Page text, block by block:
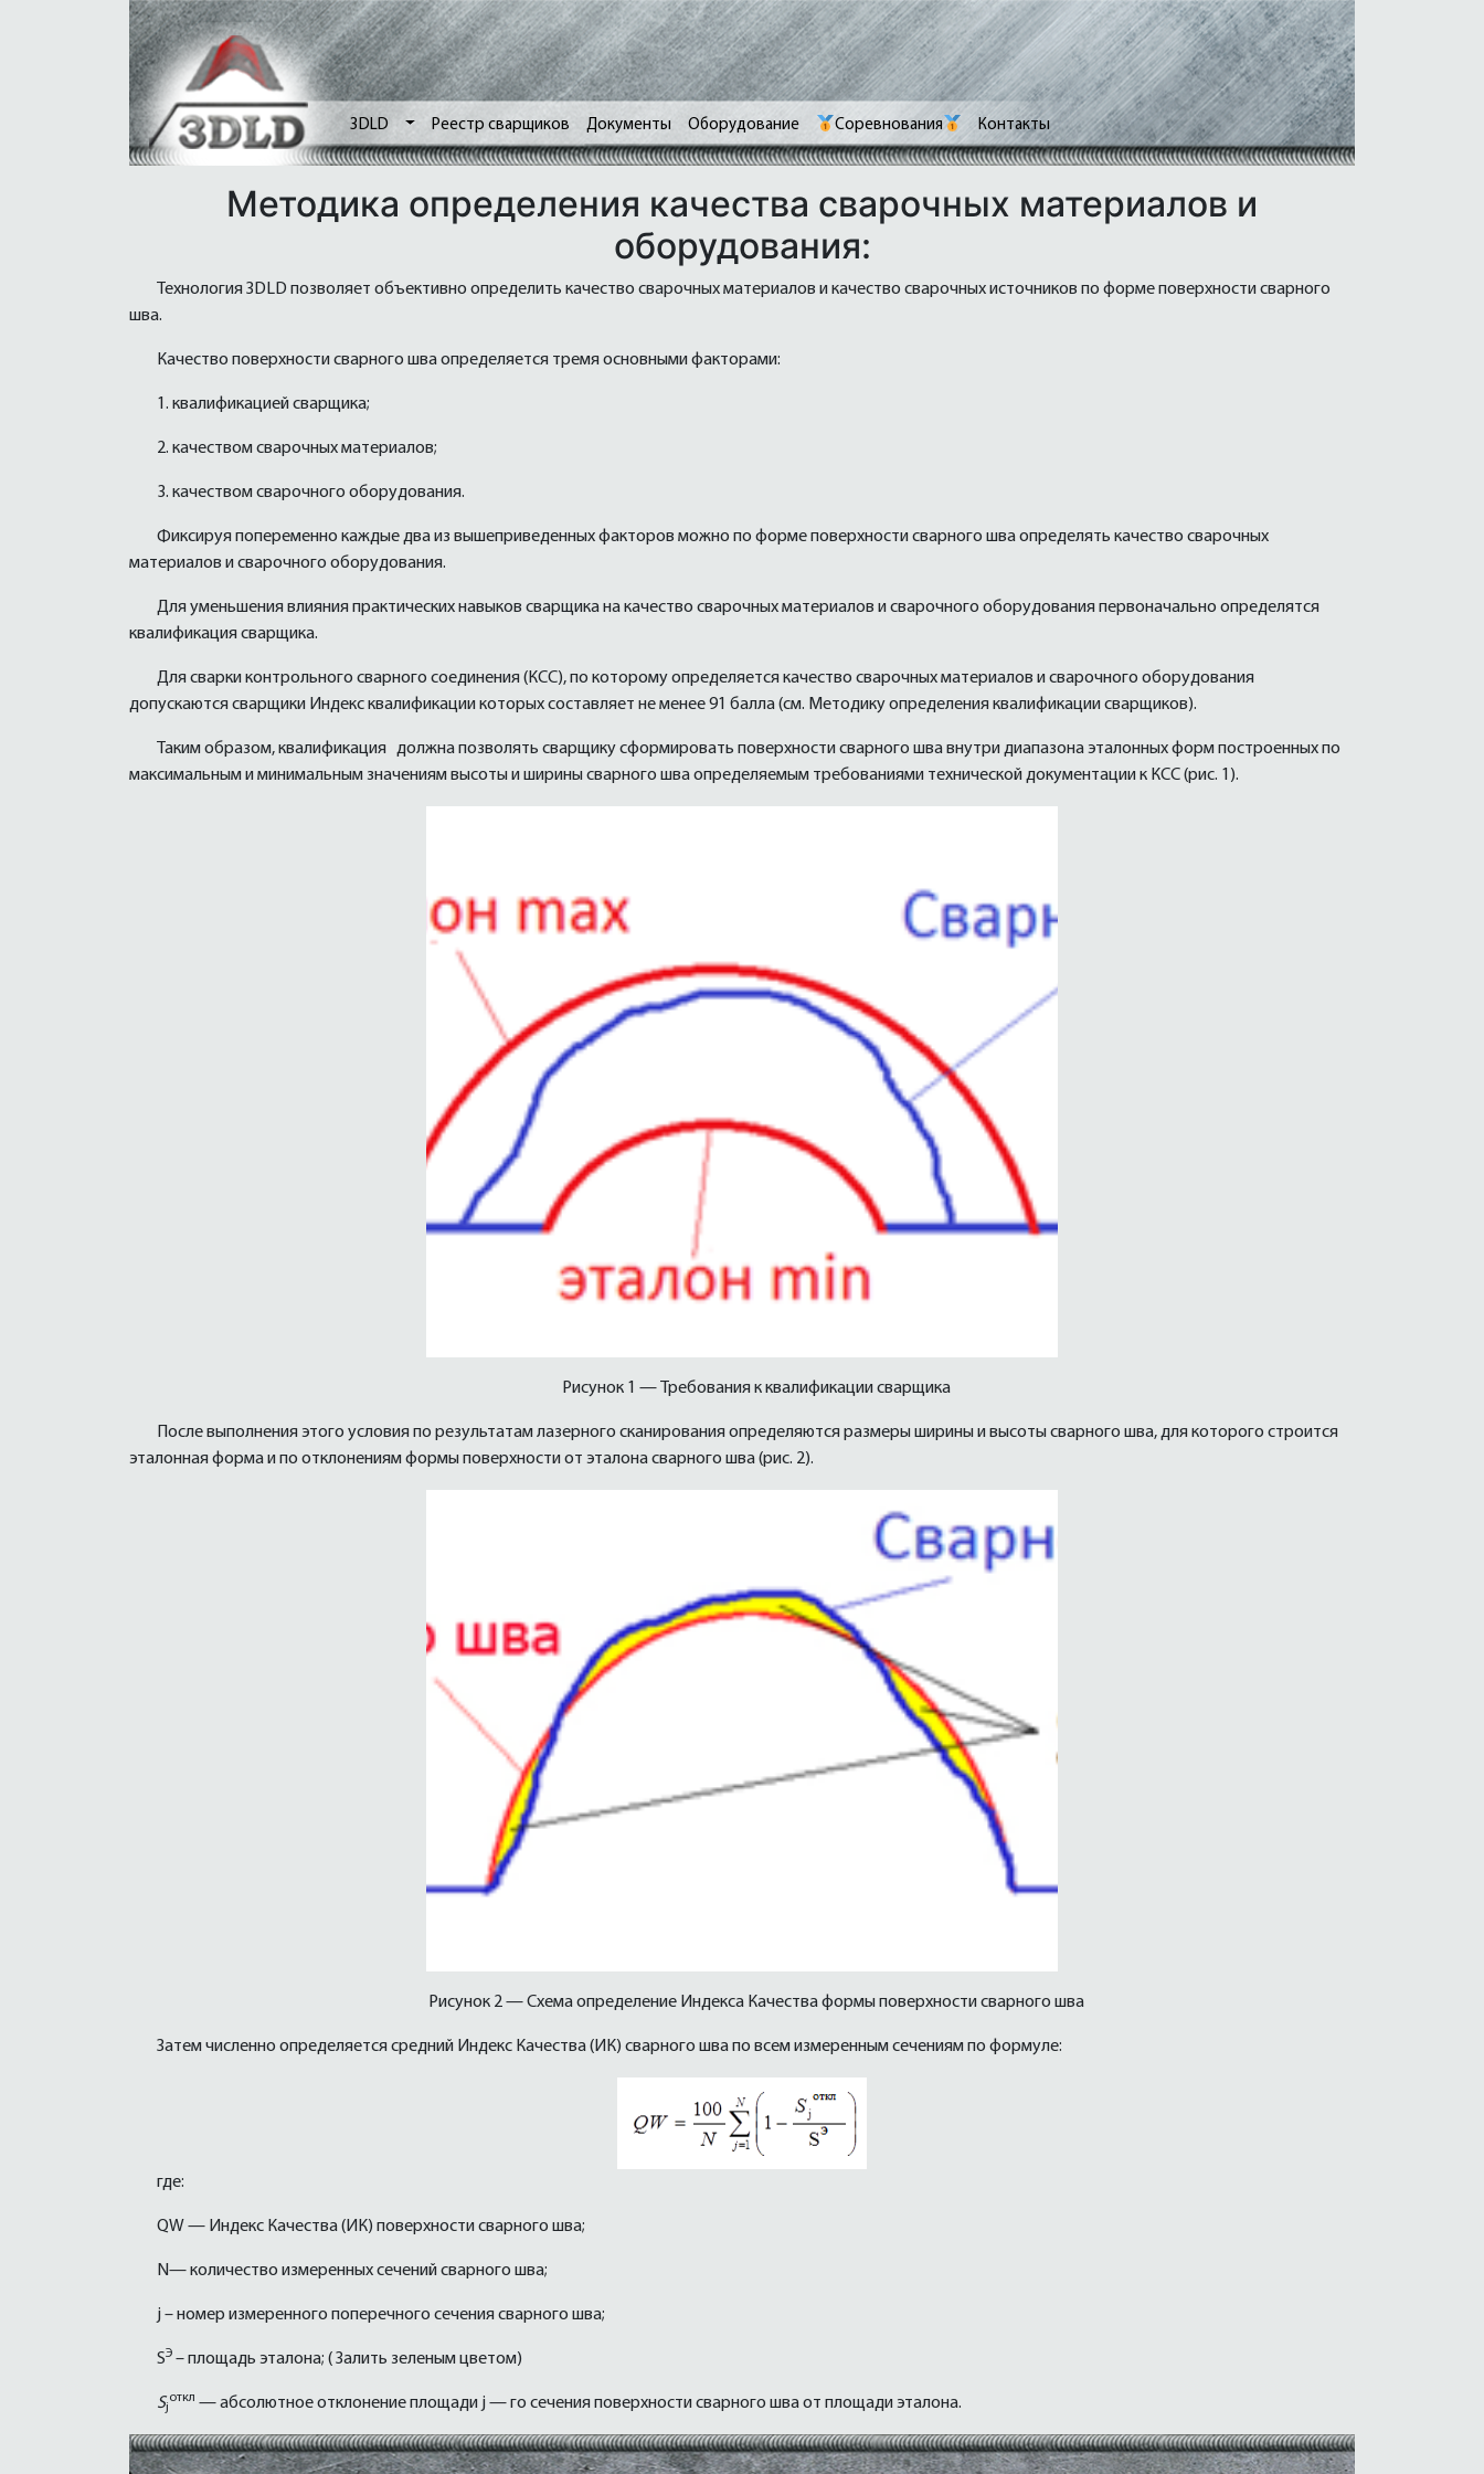
3DLD Реестр сварщиков Документы Оборудование Соревнования Контакты
Методика определения качества сварочных материалов и
оборудования:
Технология ЗDLD позволяет объективно определить качество сварочных материалов и качество сварочных источников по форме поверхности сварного
шва.
Качество поверхности сварного шва определяется тремя основными факторами:
1. квалификацией сварщика;
2. качеством сварочных материалов;
3. качеством сварочного оборудования.
Фиксируя попеременно каждые два из вышеприведенных факторов можно по форме поверхности сварного шва определять качество сварочных
материалов и сварочного оборудования.
Для уменьшения влияния практических навыков сварщика на качество сварочных материалов и сварочного оборудования первоначально определятся
квалификация сварщика.
Для сварки контрольного сварного соединения (КСС), по которому определяется качество сварочных материалов и сварочного оборудования
допускаются сварщики Индекс квалификации которых составляет не менее 91 балла (см. Методику определения квалификации сварщиков).
Таким образом, квалификация должна позволять сварщику сформировать поверхности сварного шва внутри диапазона эталонных форм построенных по
максимальным и минимальным значениям высоты и ширины сварного шва определяемым требованиями технической документации к КСС (рис. 1).
Рисунок 1 — Требования к квалификации сварщика
После выполнения этого условия по результатам лазерного сканирования определяются размеры ширины и высоты сварного шва, для которого строится
эталонная форма и по отклонениям формы поверхности от эталона сварного шва (рис. 2).
Рисунок 2 — Схема определение Индекса Качества формы поверхности сварного шва
Затем численно определяется средний Индекс Качества (ИК) сварного шва по всем измеренным сечениям по формуле:
где:
QW — Индекс Качества (ИК) поверхности сварного шва;
N— количество измеренных сечений сварного шва;
j – номер измеренного поперечного сечения сварного шва;
SЭ – площадь эталона; ( Залить зеленым цветом)
Sj
откл — абсолютное отклонение площади j — го сечения поверхности сварного шва от площади эталона.